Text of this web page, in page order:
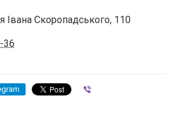
Івана Скоропадського, 110
36